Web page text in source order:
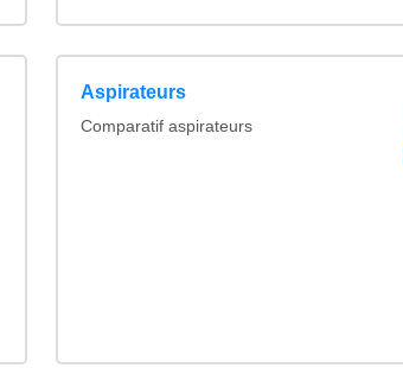
Aspirateurs
Comparatif aspirateurs